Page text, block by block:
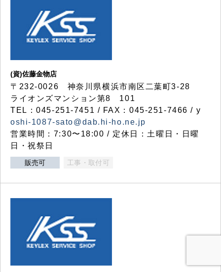
(資)佐藤金物店
〒232-0026 神奈川県横浜市南区二葉町3-28
ライオンズマンション第8 101
TEL：045-251-7451 / FAX：045-251-7466 / y
oshi-1087-sato@dab.hi-ho.ne.jp
営業時間：7:30〜18:00 / 定休日：土曜日・日曜
日・祝祭日
販売可 工事・取付可